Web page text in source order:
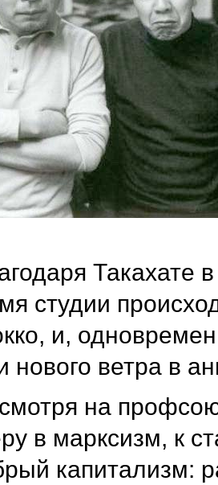
Такахате
студии
и,
нового ветра в
на
в марксизм, к
капитализм: